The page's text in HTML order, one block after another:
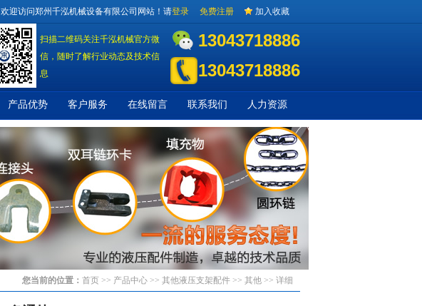
欢迎访问郑州千泓机械设备有限公司网站！请登录 免费注册 加入收藏
扫描二维码关注千泓机械官方微
信，随时了解行业动态及技术信
息
13043718886
13043718886
产品优势 客户服务 在线留言 联系我们 人力资源
您当前的位置： 首页 >> 产品中心 >> 其他液压支架配件 >> 其他 >> 详细